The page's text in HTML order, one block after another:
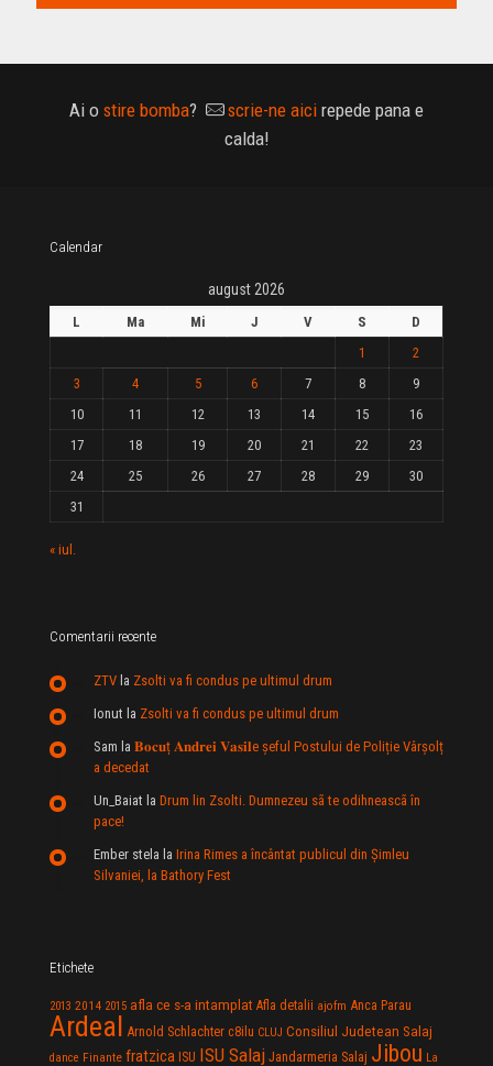
Ai o stire bomba? scrie-ne aici repede pana e
calda!
Calendar
august 2026
L Ma Mi J V S
D
1
2
3
4 5 6 7 8
9
10
11 12 13 14 15
16
17
18 19 20 21 22
23
24
25 26 27 28 29
30
31
« iul.
Comentarii recente
ZTV la Zsolti va fi condus pe ultimul drum
Ionut la Zsolti va fi condus pe ultimul drum
Sam la 𝐁𝐨𝐜𝐮ț 𝐀𝐧𝐝𝐫𝐞𝐢 𝐕𝐚𝐬𝐢𝐥e şeful Postului de Poliție Vârșolț
a decedat
Un_Baiat la Drum lin Zsolti. Dumnezeu sã te odihneascã în
pace!
Ember stela la Irina Rimes a încântat publicul din Şimleu
Silvaniei, la Bathory Fest
Etichete
2013 2014 2015 afla ce s-a intamplat Afla detalii ajofm Anca Parau
Ardeal Arnold Schlachter c8ilu CLUJ Consiliul Judetean Salaj
dance Finante fratzica ISU ISU Salaj Jandarmeria Salaj Jibou La